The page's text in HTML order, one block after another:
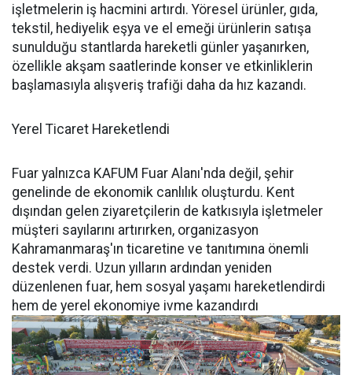
işletmelerin iş hacmini artırdı. Yöresel ürünler, gıda,
tekstil, hediyelik eşya ve el emeği ürünlerin satışa
sunulduğu stantlarda hareketli günler yaşanırken,
özellikle akşam saatlerinde konser ve etkinliklerin
başlamasıyla alışveriş trafiği daha da hız kazandı.
Yerel Ticaret Hareketlendi
Fuar yalnızca KAFUM Fuar Alanı'nda değil, şehir
genelinde de ekonomik canlılık oluşturdu. Kent
dışından gelen ziyaretçilerin de katkısıyla işletmeler
müşteri sayılarını artırırken, organizasyon
Kahramanmaraş'ın ticaretine ve tanıtımına önemli
destek verdi. Uzun yılların ardından yeniden
düzenlenen fuar, hem sosyal yaşamı hareketlendirdi
hem de yerel ekonomiye ivme kazandırdı